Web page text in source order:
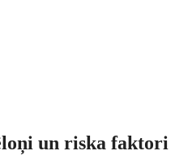
un riska faktori